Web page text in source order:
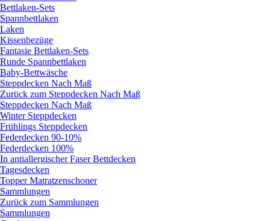
Bettlaken-Sets
Spannbettlaken
Laken
Kissenbezüge
Fantasie Bettlaken-Sets
Runde Spannbettlaken
Baby-Bettwäsche
Steppdecken Nach Maß
Zurück zum Steppdecken Nach Maß
Steppdecken Nach Maß
Winter Steppdecken
Frühlings Steppdecken
Federdecken 90-10%
Federdecken 100%
In antiallergischer Faser Bettdecken
Tagesdecken
Topper Matratzenschoner
Sammlungen
Zurück zum Sammlungen
Sammlungen